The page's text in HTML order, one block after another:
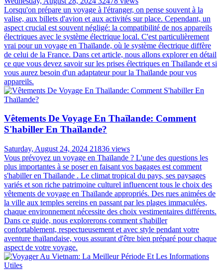
Lorsqu'on prépare un voyage à l'étranger, on pense souvent à la
valise, aux billets d'avion et aux activités sur place. Cependant, un
aspect crucial est souvent négligé: la compatibilité de nos appareils
électriques avec le système électrique local. C'est particulièrement
vrai pour un voyage en Thaïlande, où le système électrique diffère
de celui de la France. Dans cet article, nous allons explorer en détail
ce que vous devez savoir sur les prises électriques en Thaïlande et si
vous aurez besoin d'un adaptateur pour la Thaïlande pour vos
appareils.
Vêtements De Voyage En Thaïlande: Comment
S'habiller En Thaïlande?
Saturday, August 24, 2024 21836 views
Vous prévoyez un voyage en Thaïlande ? L'une des questions les
plus importantes à se poser en faisant vos bagages est comment
s'habiller en Thaïlande . Le climat tropical du pays, ses paysages
variés et son riche patrimoine culturel influencent tous le choix des
vêtements de voyage en Thaïlande appropriés. Des rues animées de
la ville aux temples sereins en passant par les plages immaculées,
chaque environnement nécessite des choix vestimentaires différents.
Dans ce guide, nous explorerons comment s'habiller
confortablement, respectueusement et avec style pendant votre
aventure thaïlandaise, vous assurant d'être bien préparé pour chaque
aspect de votre voyage.